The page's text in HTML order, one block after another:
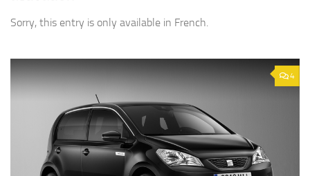
Sorry, this entry is only available in French.
4